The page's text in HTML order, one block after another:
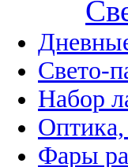
Свето-
Набор
Фары